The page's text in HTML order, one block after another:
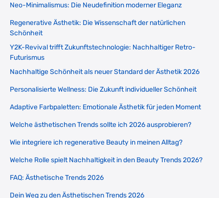
Neo-Minimalismus: Die Neudefinition moderner Eleganz
Regenerative Ästhetik: Die Wissenschaft der natürlichen
Schönheit
Y2K-Revival trifft Zukunftstechnologie: Nachhaltiger Retro-
Futurismus
Nachhaltige Schönheit als neuer Standard der Ästhetik 2026
Personalisierte Wellness: Die Zukunft individueller Schönheit
Adaptive Farbpaletten: Emotionale Ästhetik für jeden Moment
Welche ästhetischen Trends sollte ich 2026 ausprobieren?
Wie integriere ich regenerative Beauty in meinen Alltag?
Welche Rolle spielt Nachhaltigkeit in den Beauty Trends 2026?
FAQ: Ästhetische Trends 2026
Dein Weg zu den Ästhetischen Trends 2026